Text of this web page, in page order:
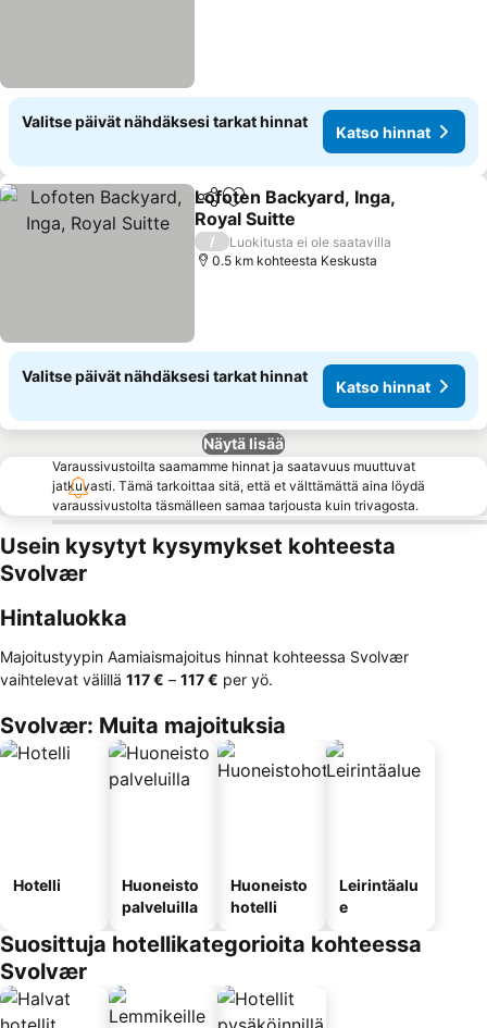
Valitse päivät nähdäksesi tarkat hinnat
Katso hinnat
Jaa Lisää suosikkeihin
Lofoten Backyard, Inga,
Royal Suitte
Katso hinnat
/
Luokitusta ei ole saatavilla
0.5 km kohteesta Keskusta
Valitse päivät nähdäksesi tarkat hinnat
Katso hinnat
Näytä lisää
Varaussivustoilta saamamme hinnat ja saatavuus muuttuvat
jatkuvasti. Tämä tarkoittaa sitä, että et välttämättä aina löydä
varaussivustolta täsmälleen samaa tarjousta kuin trivagosta.
Usein kysytyt kysymykset kohteesta
Svolvær
Hintaluokka
Majoitustyypin Aamiaismajoitus hinnat kohteessa Svolvær
vaihtelevat välillä ‎117 € – ‎117 € per yö.
Svolvær: Muita majoituksia
Hotelli
Huoneisto
palveluilla
Huoneisto
hotelli
Leirintäalu
e
Suosittuja hotellikategorioita kohteessa
Svolvær